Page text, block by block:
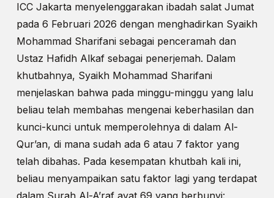
ICC Jakarta menyelenggarakan ibadah salat Jumat
pada 6 Februari 2026 dengan menghadirkan Syaikh
Mohammad Sharifani sebagai penceramah dan
Ustaz Hafidh Alkaf sebagai penerjemah. Dalam
khutbahnya, Syaikh Mohammad Sharifani
menjelaskan bahwa pada minggu-minggu yang lalu
beliau telah membahas mengenai keberhasilan dan
kunci-kunci untuk memperolehnya di dalam Al-
Qur’an, di mana sudah ada 6 atau 7 faktor yang
telah dibahas. Pada kesempatan khutbah kali ini,
beliau menyampaikan satu faktor lagi yang terdapat